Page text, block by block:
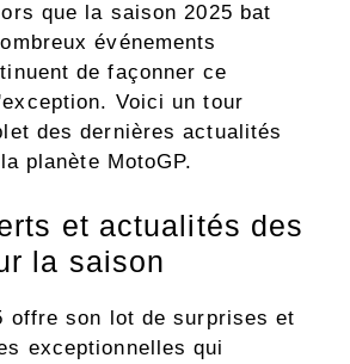
que la saison 2025 bat
événements
de façonner ce
Voici un tour
des dernières actualités
planète MotoGP.
et actualités des
la saison
offre son lot de surprises et
exceptionnelles qui